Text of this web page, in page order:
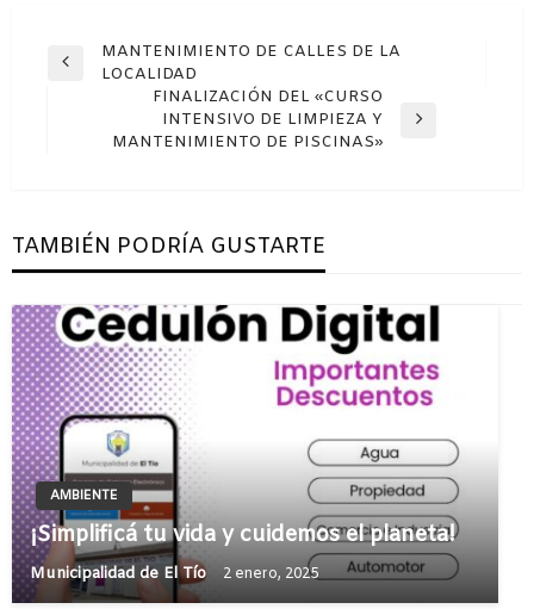
Navegación
Entrada
MANTENIMIENTO DE CALLES DE LA
LOCALIDAD
siguiente
FINALIZACIÓN DEL «CURSO
INTENSIVO DE LIMPIEZA Y
MANTENIMIENTO DE PISCINAS»
TAMBIÉN PODRÍA GUSTARTE
AMBIENTE
¡Simplificá tu vida y cuidemos el planeta!
Municipalidad de El Tío 2 enero, 2025